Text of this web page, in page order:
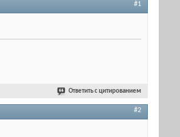
#1
Ответить с цитированием
#2